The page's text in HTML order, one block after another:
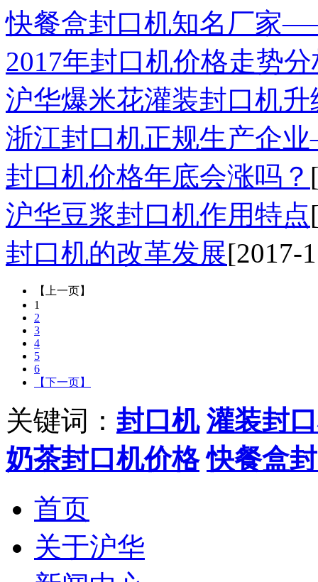
快餐盒封口机知名厂家
2017年封口机价格走势
沪华爆米花灌装封口机升
浙江封口机正规生产企
封口机价格年底会涨吗？
沪华豆浆封口机作用特点
封口机的改革发展[2017-
【上一页】
1
2
3
4
5
6
【下一页】
关键词： 封口机 灌装封
奶茶封口机价格 快餐盒
首页
关于沪华